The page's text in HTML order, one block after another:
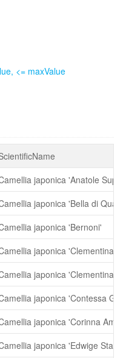
<= maxValue
japonica 'Anatole
japonica 'Bella di
japonica 'Bernoni'
japonica 'Clementina
japonica 'Clementina
japonica 'Contessa
japonica 'Corinna
japonica 'Edwige